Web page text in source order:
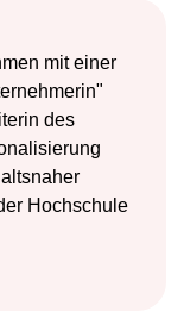
mit einer
des
Hochschule